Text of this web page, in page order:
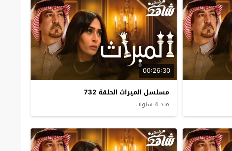
00:26:30
مسلسل الميراث الحلقة 732
منذ 4 سنوات